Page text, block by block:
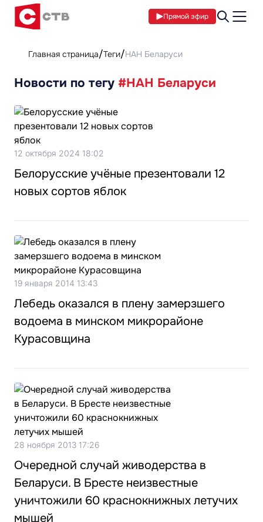
Прямой эфир
Главная страница Теги НАН Беларуси
Новости по тегу #НАН Беларуси
12 октября 2024 18:02
Белорусские учёные презентовали 12
новых сортов яблок
19 января 2014 13:43
Лебедь оказался в плену замерзшего
водоема в минском микрорайоне
Курасовщина
28 ноября 2013 17:26
Очередной случай живодерства в
Беларуси. В Бресте неизвестные
уничтожили 60 краснокнижных летучих
мышей